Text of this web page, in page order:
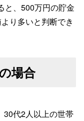
と、500万円の貯金
り多いと判断でき
場合
30代2人以上の世帯